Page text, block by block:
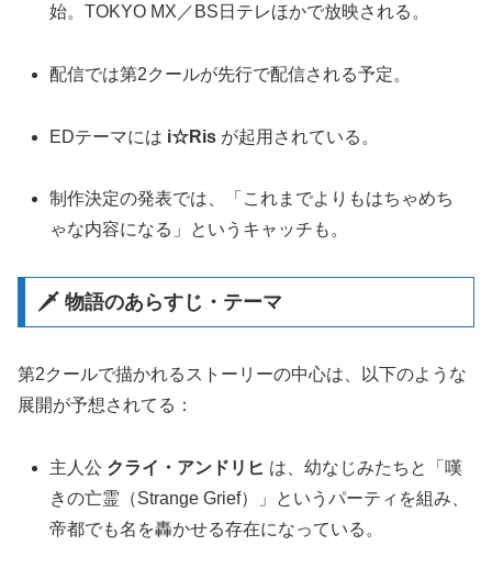
始。TOKYO MX／BS日テレほかで放映される。
配信では第2クールが先行で配信される予定。
EDテーマには i☆Ris が起用されている。
制作決定の発表では、「これまでよりもはちゃめち
ゃな内容になる」というキャッチも。
🗡️ 物語のあらすじ・テーマ
第2クールで描かれるストーリーの中心は、以下のような
展開が予想されてる：
主人公 クライ・アンドリヒ は、幼なじみたちと「嘆
きの亡霊（Strange Grief）」というパーティを組み、
帝都でも名を轟かせる存在になっている。